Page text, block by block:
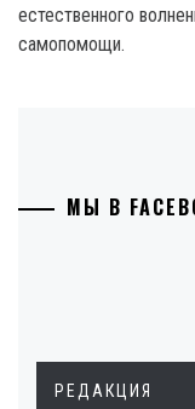
естественного
самопомощи.
МЫ В
РЕДАКЦИЯ